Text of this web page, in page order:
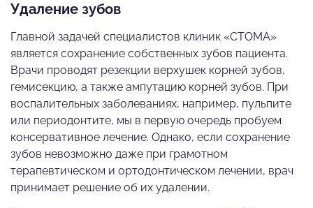
Удаление зубов
Главной задачей специалистов клиник «СТОМА»
является сохранение собственных зубов пациента.
Врачи проводят резекции верхушек корней зубов,
гемисекцию, а также ампутацию корней зубов. При
воспалительных заболеваниях, например, пульпите
или периодонтите, мы в первую очередь пробуем
консервативное лечение. Однако, если сохранение
зубов невозможно даже при грамотном
терапевтическом и ортодонтическом лечении, врач
принимает решение об их удалении.